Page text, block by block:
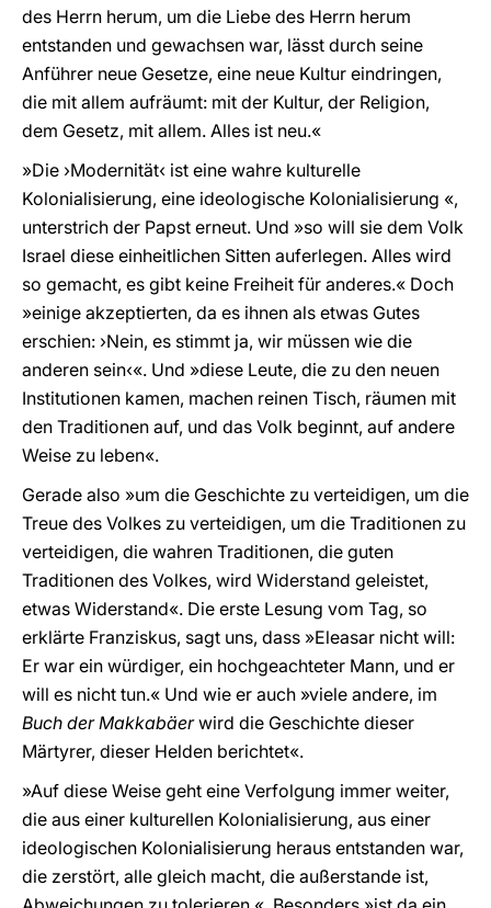
des Herrn herum, um die Liebe des Herrn herum
entstanden und gewachsen war, lässt durch seine
Anführer neue Gesetze, eine neue Kultur eindringen,
die mit allem aufräumt: mit der Kultur, der Religion,
dem Gesetz, mit allem. Alles ist neu.«
»Die ›Modernität‹ ist eine wahre kulturelle
Kolonialisierung, eine ideologische Kolonialisierung «,
unterstrich der Papst erneut. Und »so will sie dem Volk
Israel diese einheitlichen Sitten auferlegen. Alles wird
so gemacht, es gibt keine Freiheit für anderes.« Doch
»einige akzeptierten, da es ihnen als etwas Gutes
erschien: ›Nein, es stimmt ja, wir müssen wie die
anderen sein‹«. Und »diese Leute, die zu den neuen
Institutionen kamen, machen reinen Tisch, räumen mit
den Traditionen auf, und das Volk beginnt, auf andere
Weise zu leben«.
Gerade also »um die Geschichte zu verteidigen, um die
Treue des Volkes zu verteidigen, um die Traditionen zu
verteidigen, die wahren Traditionen, die guten
Traditionen des Volkes, wird Widerstand geleistet,
etwas Widerstand«. Die erste Lesung vom Tag, so
erklärte Franziskus, sagt uns, dass »Eleasar nicht will:
Er war ein würdiger, ein hochgeachteter Mann, und er
will es nicht tun.« Und wie er auch »viele andere, im
Buch der Makkabäerwird die Geschichte dieser
Märtyrer, dieser Helden berichtet«.
»Auf diese Weise geht eine Verfolgung immer weiter,
die aus einer kulturellen Kolonialisierung, aus einer
ideologischen Kolonialisierung heraus entstanden war,
die zerstört, alle gleich macht, die außerstande ist,